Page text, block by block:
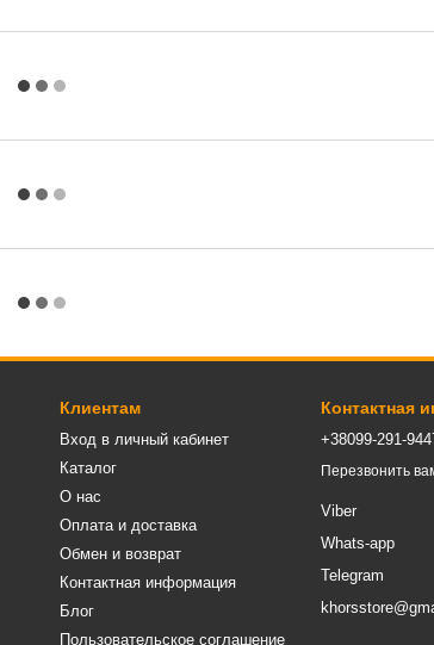
Клиентам
Вход в личный кабинет
Каталог
О нас
Оплата и доставка
Обмен и возврат
Контактная информация
Блог
Пользовательское соглашение
Контактная
+38099-291-
Перезвонить
Viber
Whats-app
Telegram